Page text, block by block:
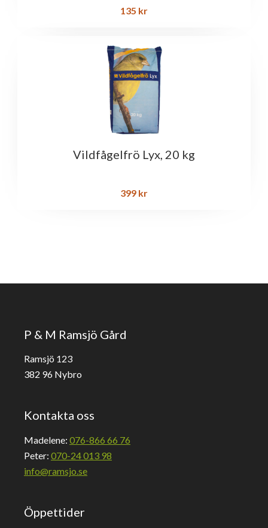
135 kr
Vildfågelfrö Lyx, 20 kg
399 kr
P & M Ramsjö Gård
Ramsjö 123
382 96 Nybro
Kontakta oss
Madelene: 076-866 66 76
Peter: 070-24 013 98
info@ramsjo.se
Öppettider